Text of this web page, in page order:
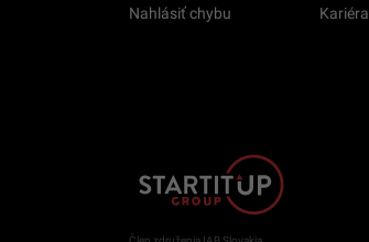
Nahlásiť chybu Kariéra